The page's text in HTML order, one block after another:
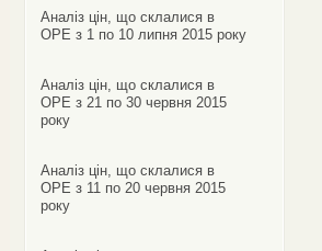
Аналіз цін, що склалися в
ОРЕ з 1 по 10 липня 2015 року
Аналіз цін, що склалися в
ОРЕ з 21 по 30 червня 2015
року
Аналіз цін, що склалися в
ОРЕ з 11 по 20 червня 2015
року